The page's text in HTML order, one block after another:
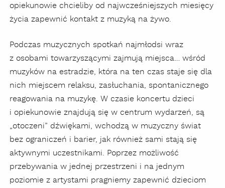
opiekunowie chcieliby od najwcześniejszych miesięcy
życia zapewnić kontakt z muzyką na żywo.
Podczas muzycznych spotkań najmłodsi wraz
z osobami towarzyszącymi zajmują miejsca… wśród
muzyków na estradzie, która na ten czas staje się dla
nich miejscem relaksu, zasłuchania, spontanicznego
reagowania na muzykę. W czasie koncertu dzieci
i opiekunowie znajdują się w centrum wydarzeń, są
„otoczeni” dźwiękami, wchodzą w muzyczny świat
bez ograniczeń i barier, jak również sami stają się
aktywnymi uczestnikami. Poprzez możliwość
przebywania w jednej przestrzeni i na jednym
poziomie z artystami pragniemy zapewnić dzieciom